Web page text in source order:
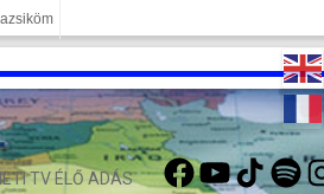
TV ÉLŐ ADÁS
FACEBOOKYOUTUBETIKTOKSPOTIFY